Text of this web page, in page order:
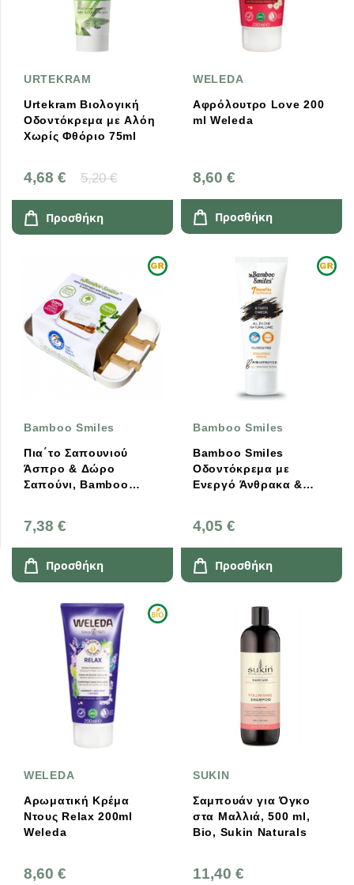
URTEKRAM
Urtekram Βιολογική
Οδοντόκρεμα με Αλόη
Χωρίς Φθόριο 75ml
4,68 € 5,20 €
Προσθήκη
WELEDA
Αφρόλουτρο Love 200
ml Weleda
8,60 €
Προσθήκη
Bamboo Smiles
Πια΄το Σαπουνιού
Άσπρο & Δώρο
Σαπούνι, Bamboo
7,38 €
Προσθήκη
Bamboo Smiles
Bamboo Smiles
Οδοντόκρεμα με
Ενεργό Άνθρακα &
4,05 €
Προσθήκη
WELEDA
Αρωματική Κρέμα
Ντους Relax 200ml
Weleda
8,60 €
SUKIN
Σαμπουάν για Όγκο
στα Μαλλιά, 500 ml,
Bio, Sukin Naturals
11,40 €